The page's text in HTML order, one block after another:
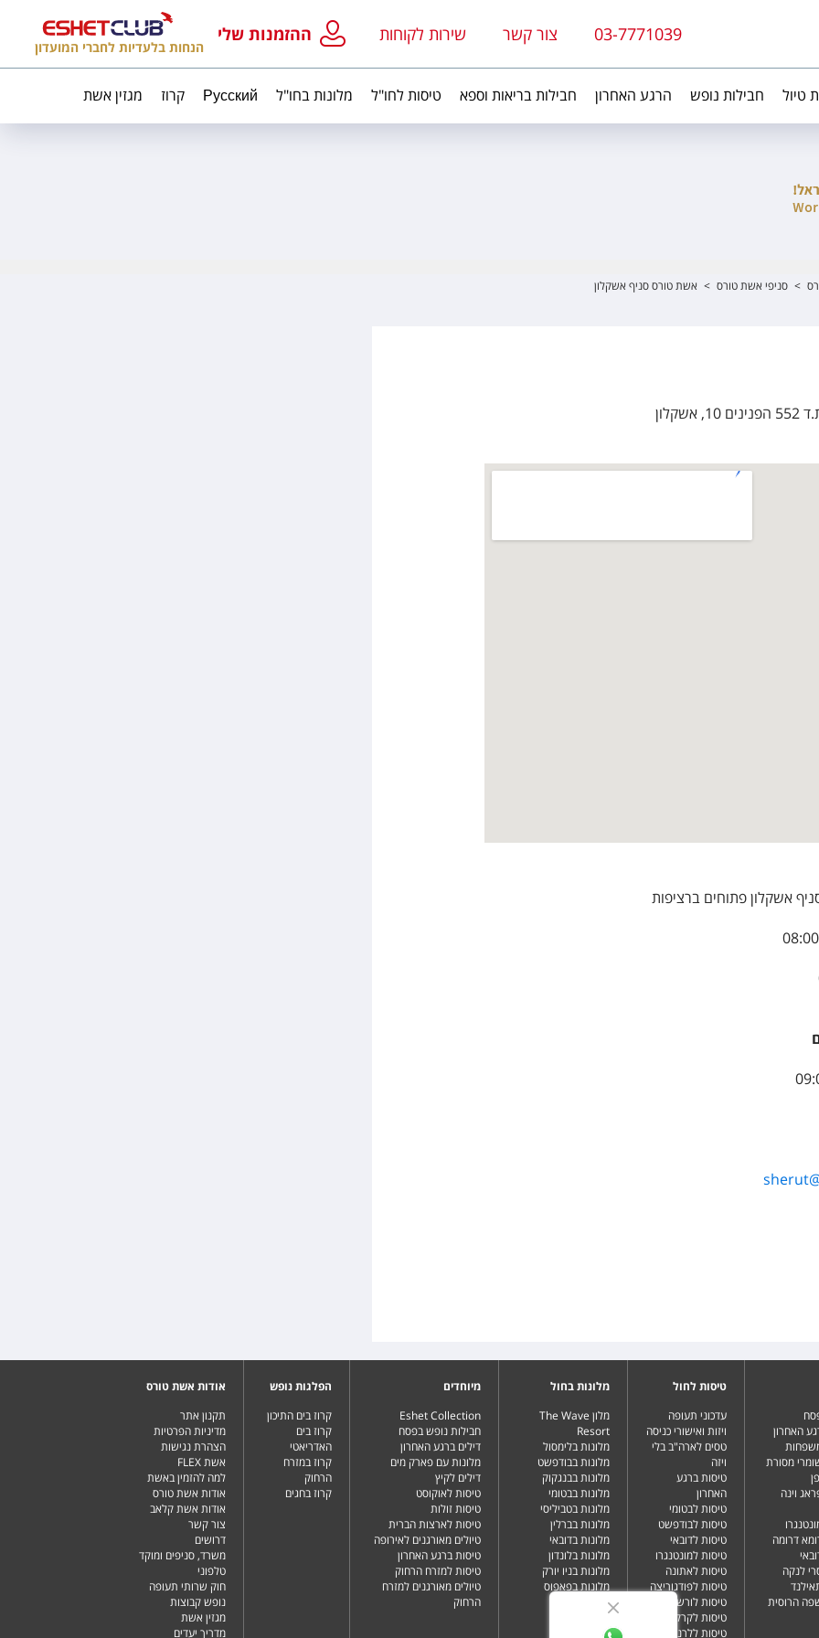
03-7771039 צור קשר שירות לקוחות ההזמנות שלי
הנחות בלעדיות לחברי המועדון
טיול חבילות נופש הרגע האחרון חבילות בריאות וספא טיסות לחו"ל מלונות בחו"ל Русский קרוז מגזין אשת
> סניפי אשת טורס > אשת טורס סניף אשקלון
אשקלון פתוחים ברציפות
האחרון
מסורת
וינה
דרומה
לנקה
הרוסית
טיסות לחול
עדכוני תעופה
ויזות ואישורי כניסה
טסים לארה"ב בלי
ויזה
טיסות ברגע
האחרון
טיסות לבטומי
טיסות לבודפשט
טיסות לדובאי
טיסות למונטנגרו
טיסות לאתונה
טיסות לפודגוריצה
טיסות לורשה
טיסות לקרקוב
טיסות ללרנקה
מלונות בחול
מלון The Wave
Resort
מלונות בלימסול
מלונות בבודפשט
מלונות בבנגקוק
מלונות בבטומי
מלונות בטביליסי
מלונות בברלין
מלונות בדובאי
מלונות בלונדון
מלונות בניו יורק
מלונות בפאפוס
מיוחדים
Eshet Collection
חבילות נופש בפסח
דילים ברגע האחרון
מלונות עם פארק מים
דילים לקיץ
טיסות לאוקוסט
טיסות זולות
טיסות לארצות הברית
טיולים מאורגנים לאירופה
טיסות ברגע האחרון
טיסות למזרח הרחוק
טיולים מאורגנים למזרח
הרחוק
הפלגות נופש
קרוז בים התיכון
קרוז בים
האדריאטי
קרוז במזרח
הרחוק
קרוז בחגים
אודות אשת טורס
תקנון אתר
מדיניות הפרטיות
הצהרת נגישות
אשת FLEX
למה להזמין באשת
אודות אשת טורס
אודות אשת קלאב
צור קשר
דרושים
משרד, סניפים ומוקד
טלפוני
חוק שרותי תעופה
נופש קבוצות
מגזין אשת
מדריך יעדים